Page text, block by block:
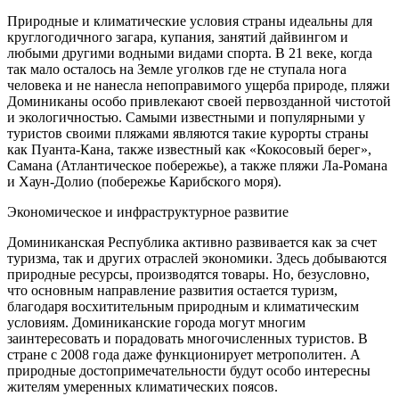
Природные и климатические условия страны идеальны для
круглогодичного загара, купания, занятий дайвингом и
любыми другими водными видами спорта. В 21 веке, когда
так мало осталось на Земле уголков где не ступала нога
человека и не нанесла непоправимого ущерба природе, пляжи
Доминиканы особо привлекают своей первозданной чистотой
и экологичностью. Самыми известными и популярными у
туристов своими пляжами являются такие курорты страны
как Пуанта-Кана, также известный как «Кокосовый берег»,
Самана (Атлантическое побережье), а также пляжи Ла-Романа
и Хаун-Долио (побережье Карибского моря).
Экономическое и инфраструктурное развитие
Доминиканская Республика активно развивается как за счет
туризма, так и других отраслей экономики. Здесь добываются
природные ресурсы, производятся товары. Но, безусловно,
что основным направление развития остается туризм,
благодаря восхитительным природным и климатическим
условиям. Доминиканские города могут многим
заинтересовать и порадовать многочисленных туристов. В
стране с 2008 года даже функционирует метрополитен. А
природные достопримечательности будут особо интересны
жителям умеренных климатических поясов.